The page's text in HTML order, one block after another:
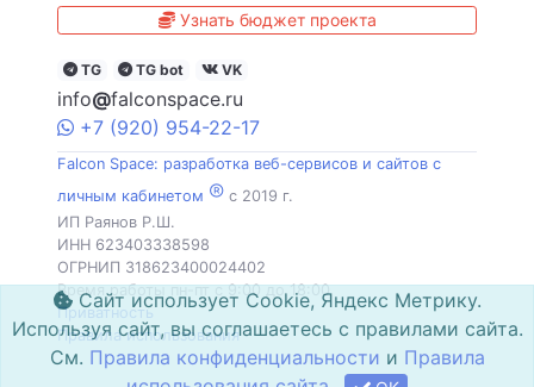
Узнать бюджет проекта
TG TG bot VK
info@falconspace.ru
+7 (920) 954-22-17
Falcon Space: разработка веб-сервисов и сайтов с
личным кабинетом ® c 2019 г.
ИП Раянов Р.Ш.
ИНН 623403338598
ОГРНИП 318623400024402
Время работы пн-пт с 9:00 до 18:00
Приватность
Правила использования
Сайт использует Cookie, Яндекс Метрику.
Используя сайт, вы соглашаетесь с правилами сайта.
См. Правила конфиденциальности и Правила